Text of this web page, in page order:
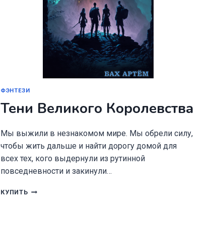
ФЭНТЕЗИ
Тени Великого Королевства
Мы выжили в незнакомом мире. Мы обрели силу,
чтобы жить дальше и найти дорогу домой для
всех тех, кого выдернули из рутинной
повседневности и закинули…
КУПИТЬ ТЕНИ